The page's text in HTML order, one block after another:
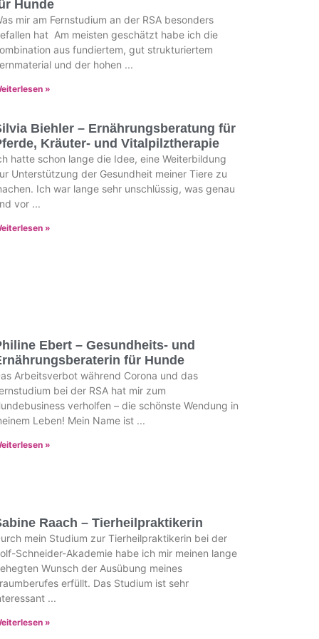
Hunde
mir am Fernstudium an der RSA besonders
hat Am meisten geschätzt habe ich die
aus fundiertem, gut strukturiertem
und der hohen
»
Biehler – Ernährungsberatung für
Kräuter- und Vitalpilztherapie
hatte schon lange die Idee, eine Weiterbildung
Unterstützung der Gesundheit meiner Tiere zu
Ich war lange sehr unschlüssig, was genau
vor
»
Ebert – Gesundheits- und
für Hunde
Arbeitsverbot während Corona und das
bei der RSA hat mir zum
verholfen – die schönste Wendung in
Leben! Mein Name ist
»
Raach – Tierheilpraktikerin
mein Studium zur Tierheilpraktikerin bei der
Schneider-Akademie habe ich mir meinen lange
Wunsch der Ausübung meines
erfüllt. Das Studium ist sehr
»